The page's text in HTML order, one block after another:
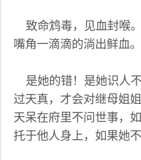
致命鸩毒，见血封喉
嘴角一滴滴的淌出鲜血。
是她的错！是她识人
过天真，才会对继母姐
天呆在府里不问世事，
托于他人身上，如果她